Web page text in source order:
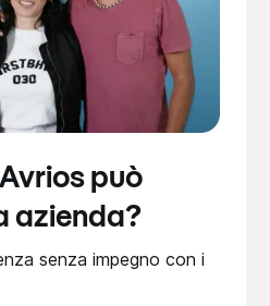
può
azienda?
senza impegno con i